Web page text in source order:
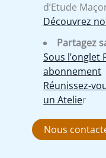
d’Etude
Découvrez
Partagez
Sous l’onglet
abonnement
Réunissez-
un Atelier
Nous